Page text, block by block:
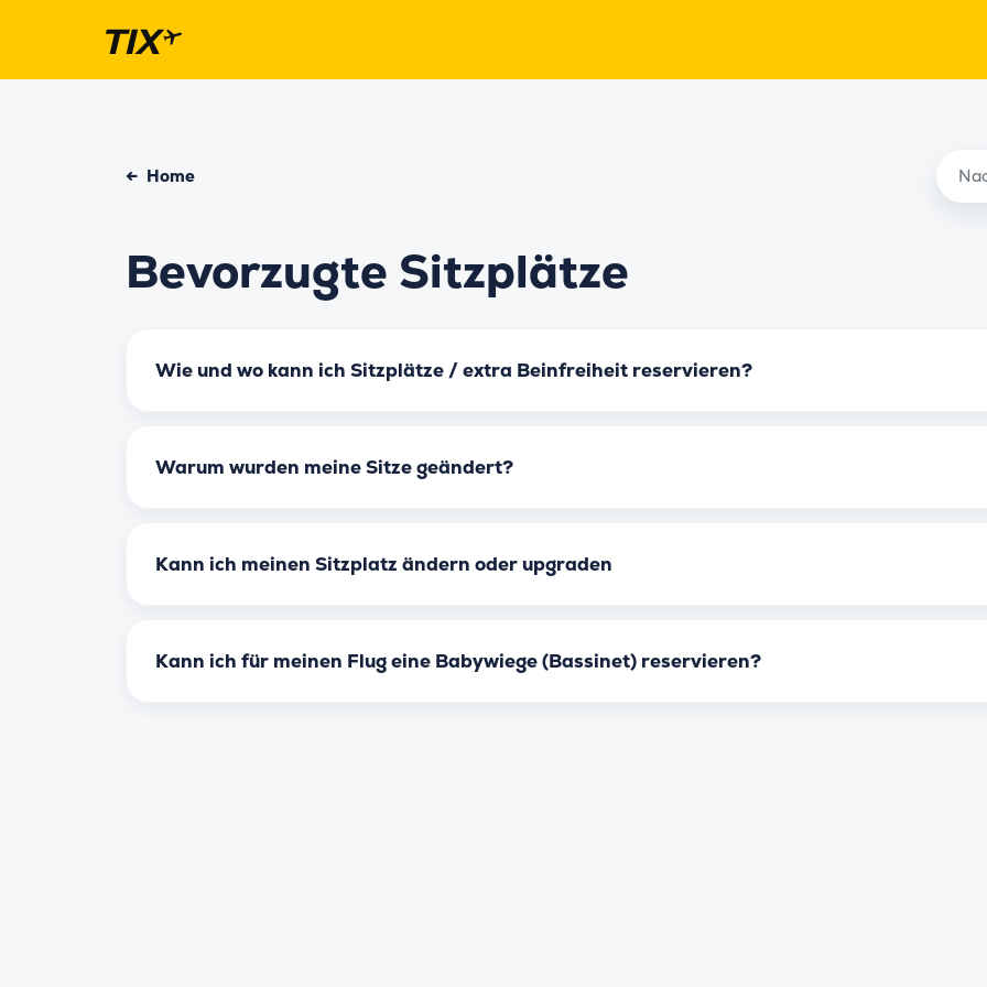
← Home
Bevorzugte Sitzplätze
Wie und wo kann ich Sitzplätze / extra Beinfreiheit reservieren?
Warum wurden meine Sitze geändert?
Kann ich meinen Sitzplatz ändern oder upgraden
Kann ich für meinen Flug eine Babywiege (Bassinet) reservieren?